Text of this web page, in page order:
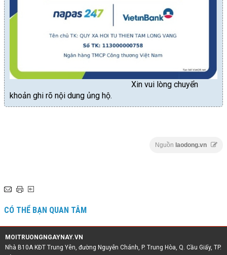
Xin vui lòng chuyển
khoản ghi rõ nội dung ủng hộ.
Nguồn laodong.vn
CÓ THỂ BẠN QUAN TÂM
MOITRUONGNGAYNAY.VN
Nhà B10A KĐT Trung Yên, đường Nguyễn Chánh, P. Trung Hòa, Q. Cầu Giấy, TP.